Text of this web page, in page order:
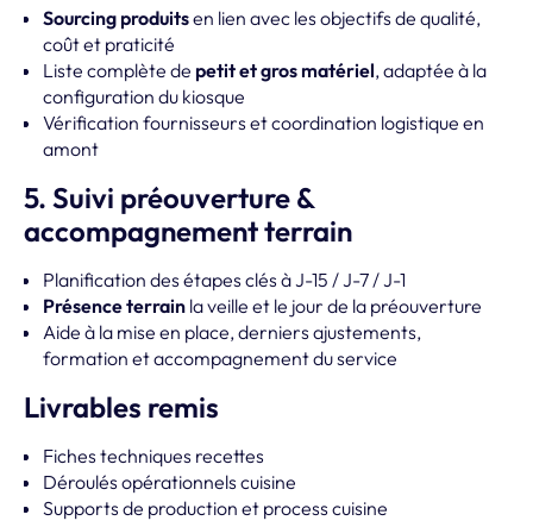
Sourcing produitsen lien avec les objectifs de qualité,
coût et praticité
Liste complète de petit et gros matériel, adaptée à la
configuration du kiosque
Vérification fournisseurs et coordination logistique en
amont
5. Suivi préouverture &
accompagnement terrain
Planification des étapes clés à J-15 / J-7 / J-1
Présence terrain la veille et le jour de la préouverture
Aide à la mise en place, derniers ajustements,
formation et accompagnement du service
Livrables remis
Fiches techniques recettes
Déroulés opérationnels cuisine
Supports de production et process cuisine